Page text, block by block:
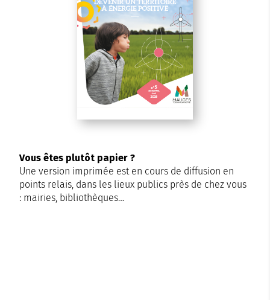
Vous êtes plutôt papier ?
Une version imprimée est en cours de diffusion en
points relais, dans les lieux publics près de chez vous
: mairies, bibliothèques…